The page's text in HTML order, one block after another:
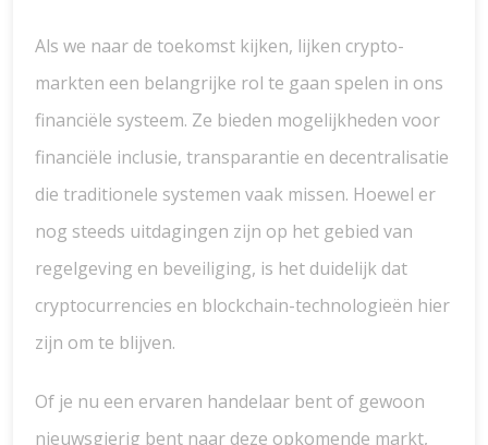
Als we naar de toekomst kijken, lijken crypto-
markten een belangrijke rol te gaan spelen in ons
financiële systeem. Ze bieden mogelijkheden voor
financiële inclusie, transparantie en decentralisatie
die traditionele systemen vaak missen. Hoewel er
nog steeds uitdagingen zijn op het gebied van
regelgeving en beveiliging, is het duidelijk dat
cryptocurrencies en blockchain-technologieën hier
zijn om te blijven.
Of je nu een ervaren handelaar bent of gewoon
nieuwsgierig bent naar deze opkomende markt,